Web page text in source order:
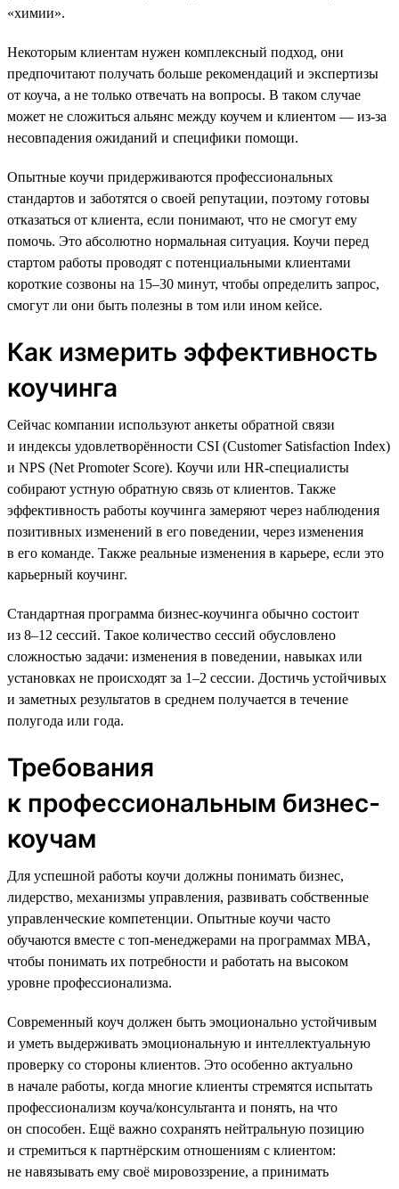
«химии».
Некоторым клиентам нужен комплексный подход, они
предпочитают получать больше рекомендаций и экспертизы
от коуча, а не только отвечать на вопросы. В таком случае
может не сложиться альянс между коучем и клиентом — из-за
несовпадения ожиданий и специфики помощи.
Опытные коучи придерживаются профессиональных
стандартов и заботятся о своей репутации, поэтому готовы
отказаться от клиента, если понимают, что не смогут ему
помочь. Это абсолютно нормальная ситуация. Коучи перед
стартом работы проводят с потенциальными клиентами
короткие созвоны на 15–30 минут, чтобы определить запрос,
смогут ли они быть полезны в том или ином кейсе.
Как измерить эффективность
коучинга
Сейчас компании используют анкеты обратной связи
и индексы удовлетворённости CSI (Customer Satisfaction Index)
и NPS (Net Promoter Score). Коучи или HR-специалисты
собирают устную обратную связь от клиентов. Также
эффективность работы коучинга замеряют через наблюдения
позитивных изменений в его поведении, через изменения
в его команде. Также реальные изменения в карьере, если это
карьерный коучинг.
Стандартная программа бизнес-коучинга обычно состоит
из 8–12 сессий. Такое количество сессий обусловлено
сложностью задачи: изменения в поведении, навыках или
установках не происходят за 1–2 сессии. Достичь устойчивых
и заметных результатов в среднем получается в течение
полугода или года.
Требования
к профессиональным бизнес-
коучам
Для успешной работы коучи должны понимать бизнес,
лидерство, механизмы управления, развивать собственные
управленческие компетенции. Опытные коучи часто
обучаются вместе с топ-менеджерами на программах МВА,
чтобы понимать их потребности и работать на высоком
уровне профессионализма.
Современный коуч должен быть эмоционально устойчивым
и уметь выдерживать эмоциональную и интеллектуальную
проверку со стороны клиентов. Это особенно актуально
в начале работы, когда многие клиенты стремятся испытать
профессионализм коуча/консультанта и понять, на что
он способен. Ещё важно сохранять нейтральную позицию
и стремиться к партнёрским отношениям с клиентом:
не навязывать ему своё мировоззрение, а принимать